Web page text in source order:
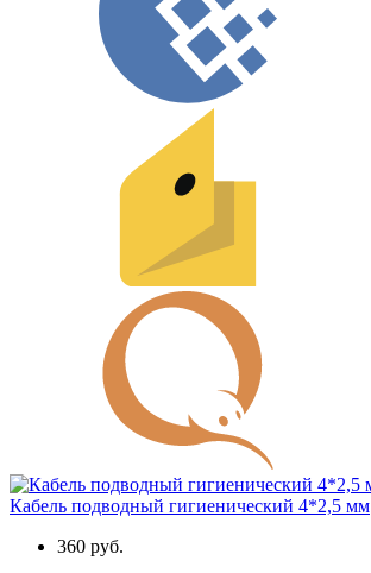
Кабель подводный гигиенический 4*2,5 мм
360 руб.